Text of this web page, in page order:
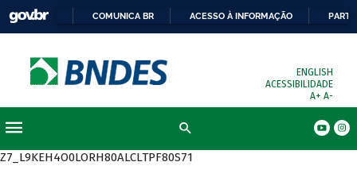
COMUNICA BR ACESSO À INFORMAÇÃO
ENGLISH
ACESSIBILIDADE
A+ A-
Z7_L9KEH4O0LORH80ALCLTPF80S71